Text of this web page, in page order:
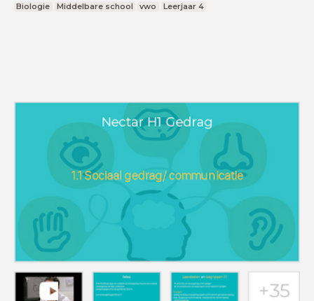
Biologie Middelbare school vwo Leerjaar 4